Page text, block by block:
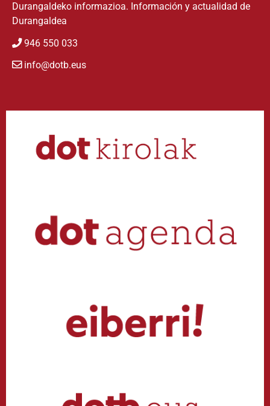
Durangaldeko informazioa. Información y actualidad de
Durangaldea
946 550 033
info@dotb.eus